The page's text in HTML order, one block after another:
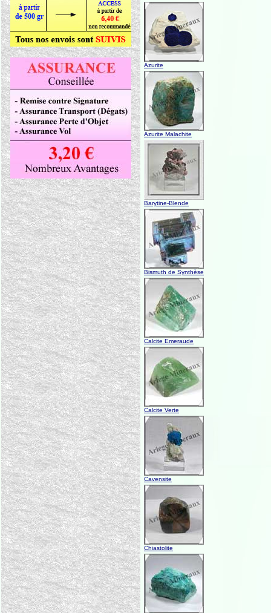
Azurite
Azurite Malachite
Barytine-Blende
Bismuth de Synthèse
Calcite Emeraude
Calcite Verte
Cavensite
Chiastolite